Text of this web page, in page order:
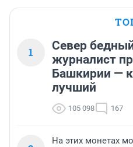
1
Север
журналист
Башкирии —
лучший
105 098 167
На этих монетах